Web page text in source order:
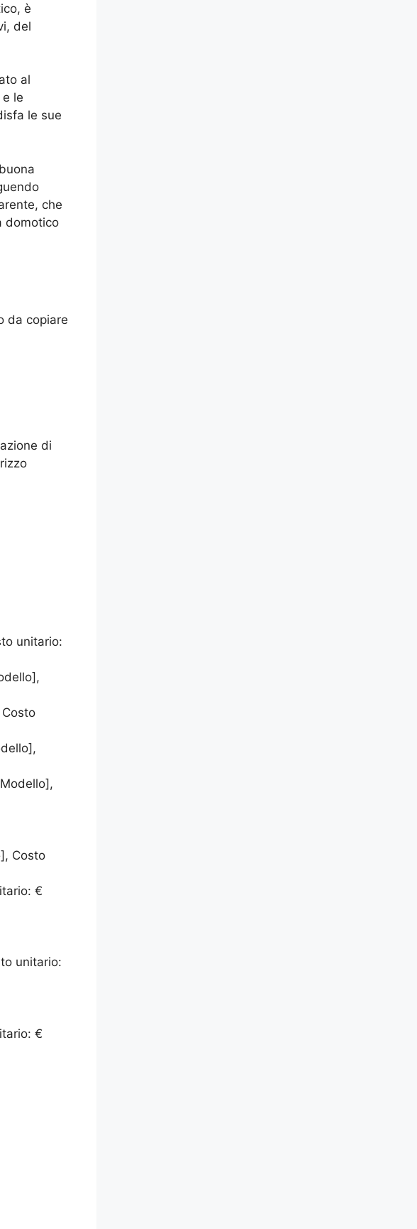
è
del
al
le
le sue
che
domotico
da copiare
di
unitario:
Costo
€
unitario:
€